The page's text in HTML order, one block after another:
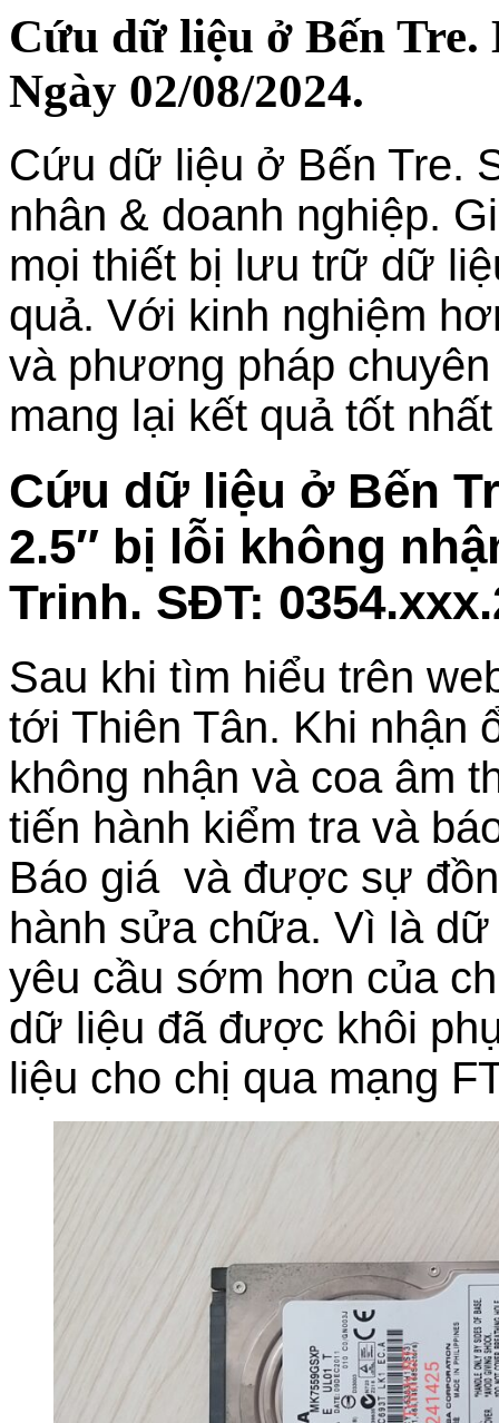
Cứu dữ liệu ở Bến Tre.
Ngày 02/08/2024.
Cứu dữ liệu ở Bến Tre.
nhân & doanh nghiệp.
mọi thiết bị lưu trữ dữ
quả. Với kinh nghiệm
và phương pháp
mang lại kết quả tốt
Cứu dữ liệu ở Bến
2.5″ bị lỗi không
Trinh. SĐT:
Sau khi tìm hiểu trên
tới Thiên Tân. Khi nhận
không nhận và coa âm
tiến hành kiểm tra và
Báo giá và được sự
hành sửa chữa. Vì là
yêu cầu sớm hơn của
dữ liệu đã được khôi
liệu cho chị qua mạng